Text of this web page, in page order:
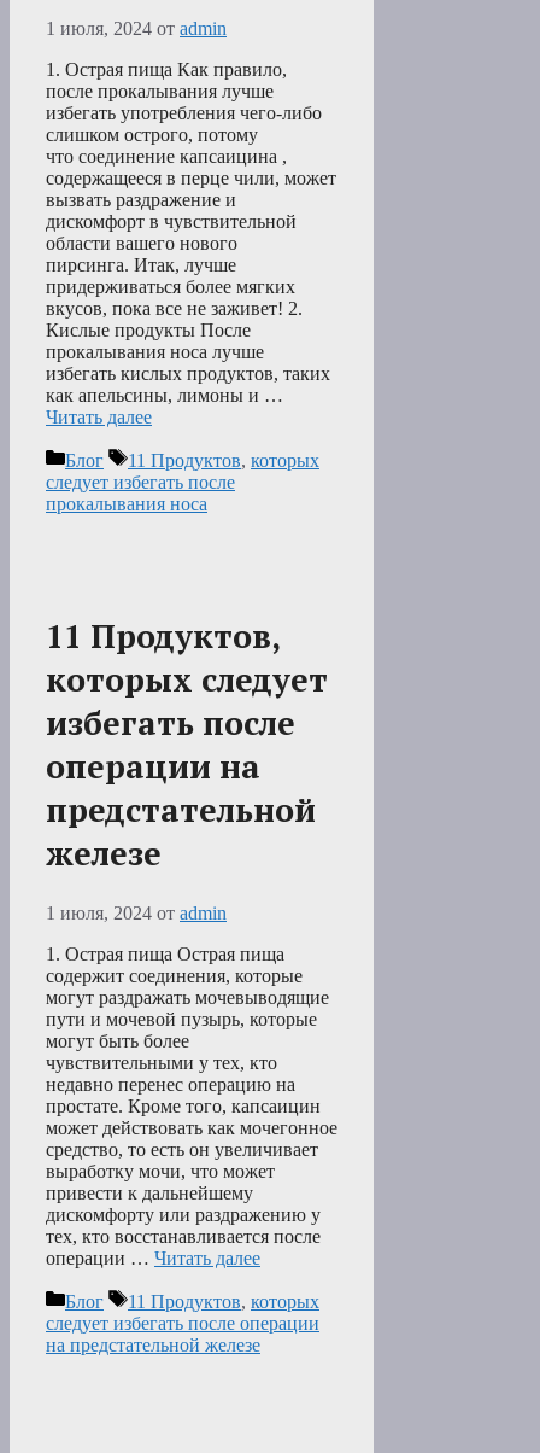
1 июля, 2024 от admin
1. Острая пища Как правило,
после прокалывания лучше
избегать употребления чего-либо
слишком острого, потому
что соединение капсаицина ,
содержащееся в перце чили, может
вызвать раздражение и
дискомфорт в чувствительной
области вашего нового
пирсинга. Итак, лучше
придерживаться более мягких
вкусов, пока все не заживет! 2.
Кислые продукты После
прокалывания носа лучше
избегать кислых продуктов, таких
как апельсины, лимоны и …
Читать далее
Рубрики
Блог Метки
11 Продуктов, которых
следует избегать после
прокалывания носа
11 Продуктов,
которых следует
избегать после
операции на
предстательной
железе
1 июля, 2024 от admin
1. Острая пища Острая пища
содержит соединения, которые
могут раздражать мочевыводящие
пути и мочевой пузырь, которые
могут быть более
чувствительными у тех, кто
недавно перенес операцию на
простате. Кроме того, капсаицин
может действовать как мочегонное
средство, то есть он увеличивает
выработку мочи, что может
привести к дальнейшему
дискомфорту или раздражению у
тех, кто восстанавливается после
операции … Читать далее
Рубрики
Блог Метки
11 Продуктов, которых
следует избегать после операции
на предстательной железе